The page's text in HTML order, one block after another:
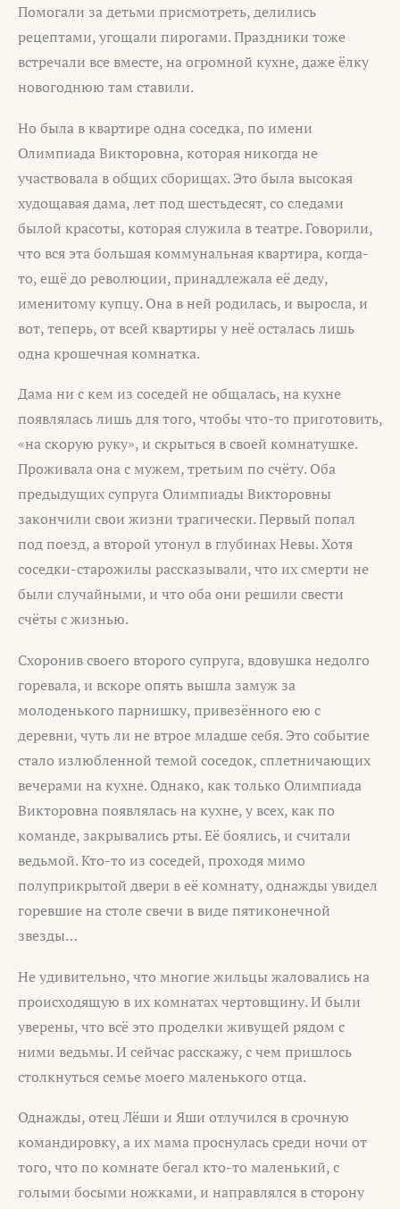
Помогали за детьми присмотреть, делились
рецептами, угощали пирогами. Праздники тоже
встречали все вместе, на огромной кухне, даже ёлку
новогоднюю там ставили.
Но была в квартире одна соседка, по имени
Олимпиада Викторовна, которая никогда не
участвовала в общих сборищах. Это была высокая
худощавая дама, лет под шестьдесят, со следами
былой красоты, которая служила в театре. Говорили,
что вся эта большая коммунальная квартира, когда-
то, ещё до революции, принадлежала её деду,
именитому купцу. Она в ней родилась, и выросла, и
вот, теперь, от всей квартиры у неё осталась лишь
одна крошечная комнатка.
Дама ни с кем из соседей не общалась, на кухне
появлялась лишь для того, чтобы что-то приготовить,
«на скорую руку», и скрыться в своей комнатушке.
Проживала она с мужем, третьим по счёту. Оба
предыдущих супруга Олимпиады Викторовны
закончили свои жизни трагически. Первый попал
под поезд, а второй утонул в глубинах Невы. Хотя
соседки-старожилы рассказывали, что их смерти не
были случайными, и что оба они решили свести
счёты с жизнью.
Схоронив своего второго супруга, вдовушка недолго
горевала, и вскоре опять вышла замуж за
молоденького парнишку, привезённого ею с
деревни, чуть ли не втрое младше себя. Это событие
стало излюбленной темой соседок, сплетничающих
вечерами на кухне. Однако, как только Олимпиада
Викторовна появлялась на кухне, у всех, как по
команде, закрывались рты. Её боялись, и считали
ведьмой. Кто-то из соседей, проходя мимо
полуприкрытой двери в её комнату, однажды увидел
горевшие на столе свечи в виде пятиконечной
звезды…
Не удивительно, что многие жильцы жаловались на
происходящую в их комнатах чертовщину. И были
уверены, что всё это проделки живущей рядом с
ними ведьмы. И сейчас расскажу, с чем пришлось
столкнуться семье моего маленького отца.
Однажды, отец Лёши и Яши отлучился в срочную
командировку, а их мама проснулась среди ночи от
того, что по комнате бегал кто-то маленький, с
голыми босыми ножками, и направлялся в сторону